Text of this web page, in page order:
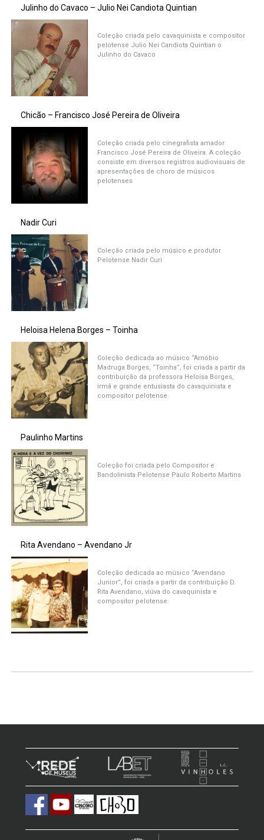
Julinho do Cavaco – Julio Nei Candiota Quintian
Coleção criada pelo cavaquinista e compositor
pelotense Julio Nei Candiota Quintian o
Julinho do Cavaco
Chicão – Francisco José Pereira de Oliveira
Coleção criada pelo cinegrafista amador
Francisco José Pereira de Oliveira. A coleção
consiste em diversos registros audiovisuais de
apresentações de choro de músicos
pelotenses
Nadir Curi
Coleção criada pelo músico e produtor
Pelotense Nadir Curi
Heloisa Helena Borges – Toinha
Coleção dedicada ao músico “Arnóbio
Madruga Borges, “Toinha”, foi criada a partir da
contribuição da professora Heloisa Borges,
irmã e grande entusiasta do cavaquinista e
compositor pelotense.
Paulinho Martins
Coleção foi criada pelo Compositor e
Bandolinista Pelotense Paulo Roberto Martins
Rita Avendano – Avendano Jr
Coleção dedicada ao músico “Avendano
Junior”, foi criada a partir da contribuição D.
Rita Avendano, viúva do cavaquinista e
compositor pelotense.